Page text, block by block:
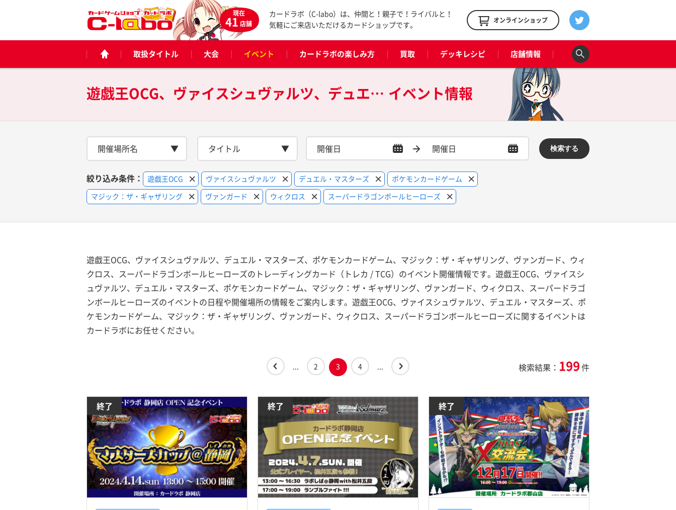
現在
41店舗
カードラボ（C-labo）は、仲間と！親子で！ライバルと！
気軽にご来店いただけるカードショップです。
オンラインショップ
取扱タイトル 大会 イベント カードラボの楽しみ方 買取 デッキレシピ 店舗情報
遊戯王OCG、ヴァイスシュヴァルツ、デュエル・マスターズ、ポケモンカードゲーム、マジック：ザ・ギャザリング、ヴァンガード、ウィクロス、スーパードラゴンボールヒーローズの イベント情報
開催場所名 タイトル 検索する
絞り込み条件： 遊戯王OCG ヴァイスシュヴァルツ デュエル・マスターズ
ポケモンカードゲーム
マジック：ザ・ギャザリング
ヴァンガード ウィクロス スーパードラゴンボールヒーローズ
遊戯王OCG、ヴァイスシュヴァルツ、デュエル・マスターズ、ポケモンカードゲーム、マジック：ザ・ギャザリング、ヴァンガード、ウィ
クロス、スーパードラゴンボールヒーローズのトレーディングカード（トレカ / TCG）のイベント開催情報です。遊戯王OCG、ヴァイスシ
ュヴァルツ、デュエル・マスターズ、ポケモンカードゲーム、マジック：ザ・ギャザリング、ヴァンガード、ウィクロス、スーパードラゴ
ンボールヒーローズのイベントの日程や開催場所の情報をご案内します。遊戯王OCG、ヴァイスシュヴァルツ、デュエル・マスターズ、ポ
ケモンカードゲーム、マジック：ザ・ギャザリング、ヴァンガード、ウィクロス、スーパードラゴンボールヒーローズに関するイベントは
カードラボにお任せください。
... 2 3 4 ... 検索結果： 199件
終了 終了 終了